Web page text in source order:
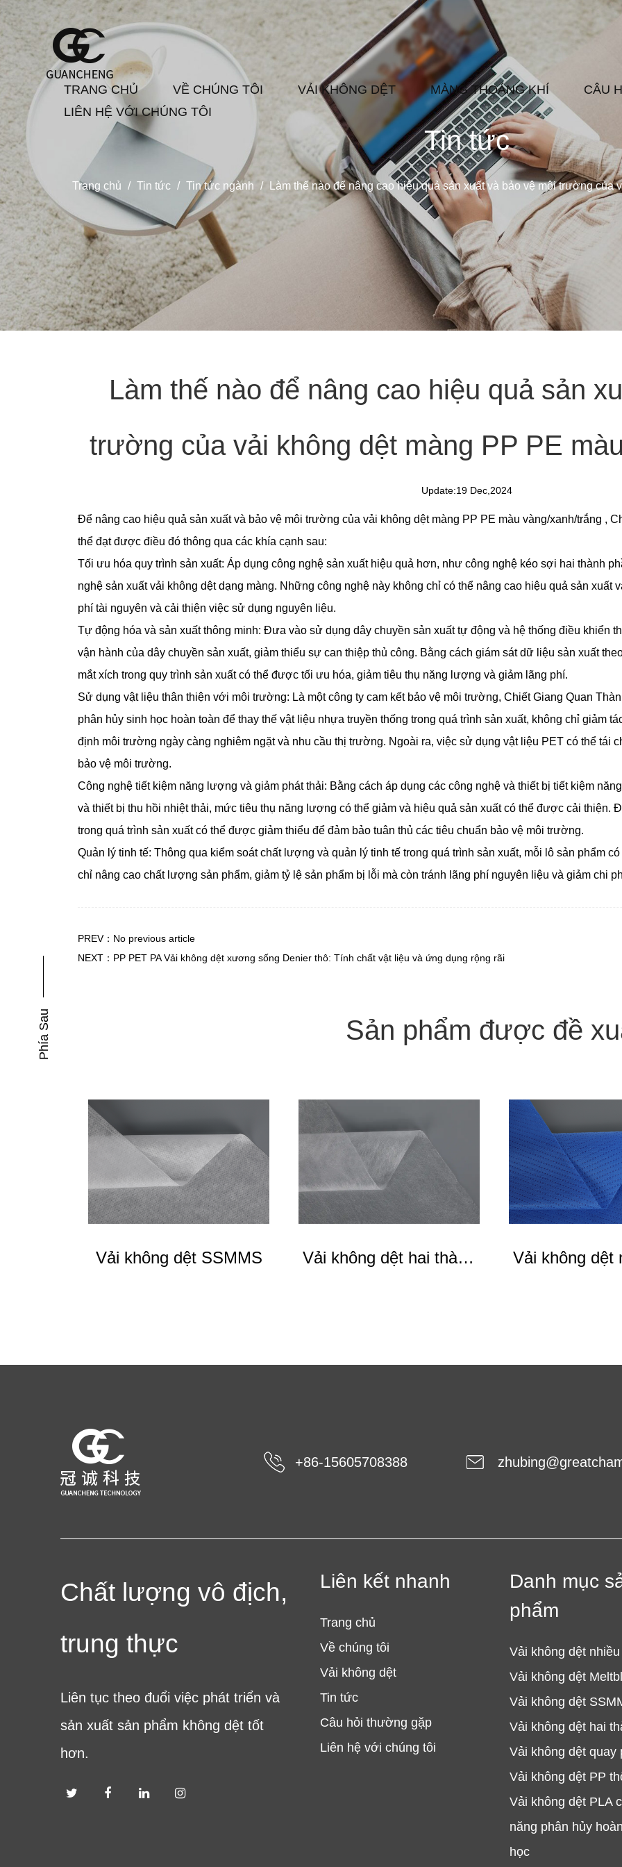
TRANG CHỦ VỀ CHÚNG TÔI VẢI KHÔNG DỆT MÀNG THOÁNG KHÍ
CÂU
LIÊN HỆ VỚI CHÚNG TÔI
Tin tức
Trang chủ / Tin tức / Tin tức ngành / Làm thế nào để nâng cao hiệu quả sản xuất và bảo vệ môi trường của
Làm thế nào để nâng cao hiệu quả sản
trường của vải không dệt màng PP PE
Update:19 Dec,2024
Để nâng cao hiệu quả sản xuất và bảo vệ môi trường của vải không dệt màng PP PE màu vàng/xanh/trắng ,
thể đạt được điều đó thông qua các khía cạnh sau:
Tối ưu hóa quy trình sản xuất: Áp dụng công nghệ sản xuất hiệu quả hơn, như công nghệ kéo sợi hai thành
nghệ sản xuất vải không dệt dạng màng. Những công nghệ này không chỉ có thể nâng cao hiệu quả sản xuất
phí tài nguyên và cải thiện việc sử dụng nguyên liệu.
Tự động hóa và sản xuất thông minh: Đưa vào sử dụng dây chuyền sản xuất tự động và hệ thống điều khiển
vận hành của dây chuyền sản xuất, giảm thiểu sự can thiệp thủ công. Bằng cách giám sát dữ liệu sản xuất
mắt xích trong quy trình sản xuất có thể được tối ưu hóa, giảm tiêu thụ năng lượng và giảm lãng phí.
Sử dụng vật liệu thân thiện với môi trường: Là một công ty cam kết bảo vệ môi trường, Chiết Giang Quan
phân hủy sinh học hoàn toàn để thay thế vật liệu nhựa truyền thống trong quá trình sản xuất, không chỉ giảm
định môi trường ngày càng nghiêm ngặt và nhu cầu thị trường. Ngoài ra, việc sử dụng vật liệu PET có thể tái
bảo vệ môi trường.
Công nghệ tiết kiệm năng lượng và giảm phát thải: Bằng cách áp dụng các công nghệ và thiết bị tiết kiệm
và thiết bị thu hồi nhiệt thải, mức tiêu thụ năng lượng có thể giảm và hiệu quả sản xuất có thể được cải
trong quá trình sản xuất có thể được giảm thiểu để đảm bảo tuân thủ các tiêu chuẩn bảo vệ môi trường.
Quản lý tinh tế: Thông qua kiểm soát chất lượng và quản lý tinh tế trong quá trình sản xuất, mỗi lô sản phẩm
chỉ nâng cao chất lượng sản phẩm, giảm tỷ lệ sản phẩm bị lỗi mà còn tránh lãng phí nguyên liệu và giảm chi
PREV：No previous article
NEXT：PP PET PA Vải không dệt xương sống Denier thô: Tính chất vật liệu và ứng dụng rộng rãi
Sản phẩm được đề
Vải không dệt SSMMS
Vải không dệt hai thành
Vải không dệt
+86-15605708388
Chất lượng vô địch,
trung thực
Liên tục theo đuổi việc phát triển và
sản xuất sản phẩm không dệt tốt
hơn.
Liên kết nhanh
Trang chủ
Về chúng tôi
Vải không dệt
Tin tức
Câu hỏi thường gặp
Liên hệ với chúng tôi
Danh mục
phẩm
Vải không dệt
Vải không dệt
Vải không dệt
Vải không dệt hai
Vải không dệt quay
Vải không dệt PP
Vải không dệt PLA
năng phân hủy
học
Phía Sau